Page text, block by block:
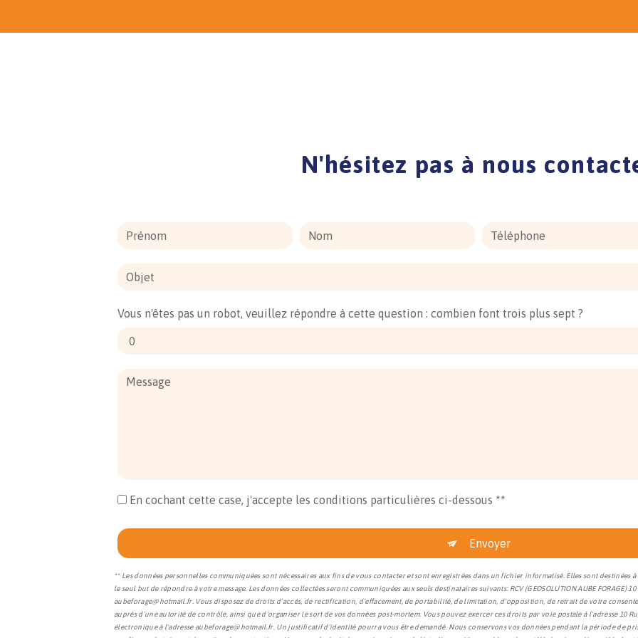
N'hésitez pas à nous
Vous n'êtes pas un robot, veuillez répondre à cette question : combien font trois plus sept ?
En cochant cette case, j'accepte les conditions particulières ci-dessous **
Envoyer
** Les données personnelles communiquées sont nécessaires aux fins de vous contacter et sont enregistrées dans un fichier informatisé. Elles sont destinées à
le seul but de répondre à votre message. Les données collectées seront communiquées aux seuls destinataires suivants: RCV (GEOSOLUTION AUBE FORAGE)
aubeforage@hotmail.fr. Vous disposez de droits d’accès, de rectification, d’effacement, de portabilité, de limitation, d’opposition, de retrait de votre
auprès d’une autorité de contrôle, ainsi que d’organiser le sort de vos données post-mortem. Vous pouvez exercer ces droits par voie postale à l'adresse 10
électronique à l'adresse aubeforage@hotmail.fr. Un justificatif d'identité pourra vous être demandé. Nous conservons vos données pendant la période de